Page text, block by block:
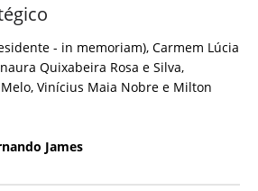
- in memoriam), Carmem Lúcia
Quixabeira Rosa e Silva,
Vinícius Maia Nobre e Milton
James